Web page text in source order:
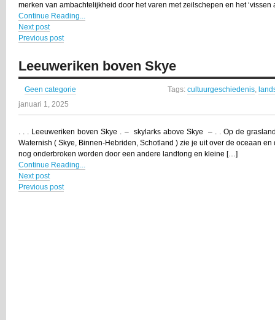
merken van ambachtelijkheid door het varen met zeilschepen en het ‘vissen
Continue Reading...
Next post
Previous post
Leeuweriken boven Skye
Geen categorie Tags: cultuurgeschiedenis
januari 1, 2025
. . . Leeuweriken boven Skye . – skylarks above Skye – . . Op de
Waternish ( Skye, Binnen-Hebriden, Schotland ) zie je uit over de oceaan
nog onderbroken worden door een andere landtong en kleine […]
Continue Reading...
Next post
Previous post